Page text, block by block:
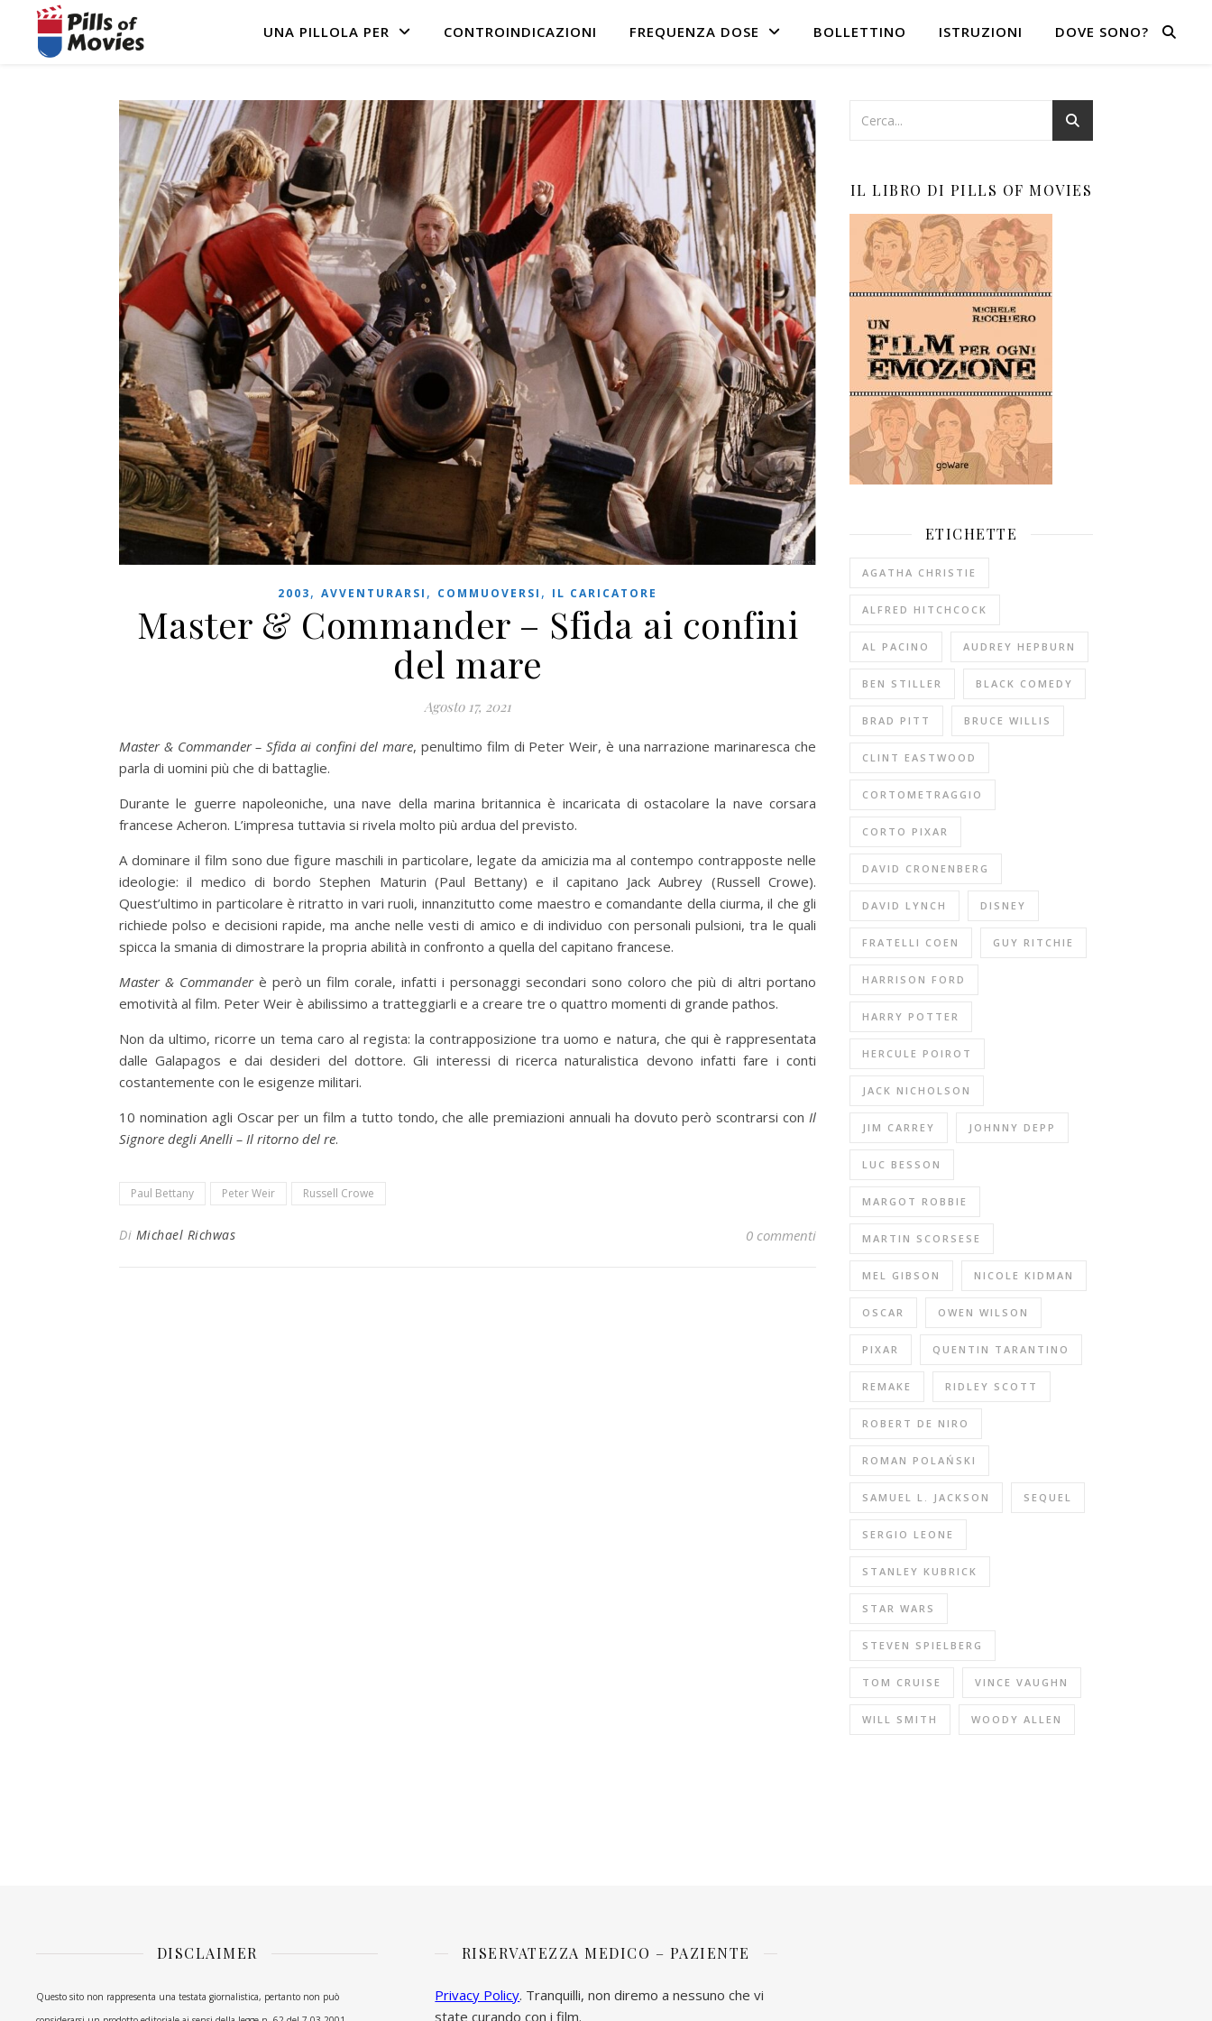
UNA PILLOLA PER CONTROINDICAZIONI FREQUENZA DOSE BOLLETTINO ISTRUZIONI DOVE SONO?
2003, AVVENTURARSI , COMMUOVERSI , IL CARICATORE
Master & Commander – Sfida ai confini
del mare
Agosto 17, 2021
Master & Commander – Sfida ai confini del mare, penultimo film di Peter Weir, è una narrazione marinaresca che
parla di uomini più che di battaglie.
Durante le guerre napoleoniche, una nave della marina britannica è incaricata di ostacolare la nave corsara
francese Acheron. L’impresa tuttavia si rivela molto più ardua del previsto.
A dominare il film sono due figure maschili in particolare, legate da amicizia ma al contempo contrapposte nelle
ideologie: il medico di bordo Stephen Maturin (Paul Bettany) e il capitano Jack Aubrey (Russell Crowe).
Quest’ultimo in particolare è ritratto in vari ruoli, innanzitutto come maestro e comandante della ciurma, il che gli
richiede polso e decisioni rapide, ma anche nelle vesti di amico e di individuo con personali pulsioni, tra le quali
spicca la smania di dimostrare la propria abilità in confronto a quella del capitano francese.
Master & Commanderè però un film corale, infatti i personaggi secondari sono coloro che più di altri portano
emotività al film. Peter Weir è abilissimo a tratteggiarli e a creare tre o quattro momenti di grande pathos.
Non da ultimo, ricorre un tema caro al regista: la contrapposizione tra uomo e natura, che qui è rappresentata
dalle Galapagos e dai desideri del dottore. Gli interessi di ricerca naturalistica devono infatti fare i conti
costantemente con le esigenze militari.
10 nomination agli Oscar per un film a tutto tondo, che alle premiazioni annuali ha dovuto però scontrarsi con Il
Signore degli Anelli – Il ritorno del re.
Paul Bettany Peter Weir Russell Crowe
Di Michael Richwas 0 commenti
IL LIBRO DI PILLS OF MOVIES
ETICHETTE
AGATHA CHRISTIE
ALFRED HITCHCOCK
AL PACINO AUDREY HEPBURN
BEN STILLER BLACK COMEDY
BRAD PITT BRUCE WILLIS
CLINT EASTWOOD
CORTOMETRAGGIO
CORTO PIXAR
DAVID CRONENBERG
DAVID LYNCH DISNEY
FRATELLI COEN GUY RITCHIE
HARRISON FORD
HARRY POTTER
HERCULE POIROT
JACK NICHOLSON
JIM CARREY JOHNNY DEPP
LUC BESSON
MARGOT ROBBIE
MARTIN SCORSESE
MEL GIBSON NICOLE KIDMAN
OSCAR OWEN WILSON
PIXAR QUENTIN TARANTINO
REMAKE RIDLEY SCOTT
ROBERT DE NIRO
ROMAN POLAŃSKI
SAMUEL L. JACKSON SEQUEL
SERGIO LEONE
STANLEY KUBRICK
STAR WARS
STEVEN SPIELBERG
TOM CRUISE VINCE VAUGHN
WILL SMITH WOODY ALLEN
DISCLAIMER
Questo sito non rappresenta una testata giornalistica, pertanto non può
RISERVATEZZA MEDICO – PAZIENTE
Privacy Policy. Tranquilli, non diremo a nessuno che vi
state curando con i film.